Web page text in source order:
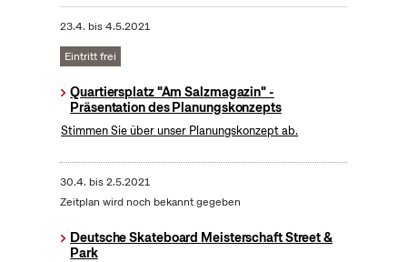
23.4. bis4.5.2021
Eintritt frei
Quartiersplatz "Am Salzmagazin" -
Präsentation des Planungskonzepts
Stimmen Sie über unser Planungskonzept ab.
30.4. bis2.5.2021
Zeitplan wird noch bekannt gegeben
Deutsche Skateboard Meisterschaft Street &
Park